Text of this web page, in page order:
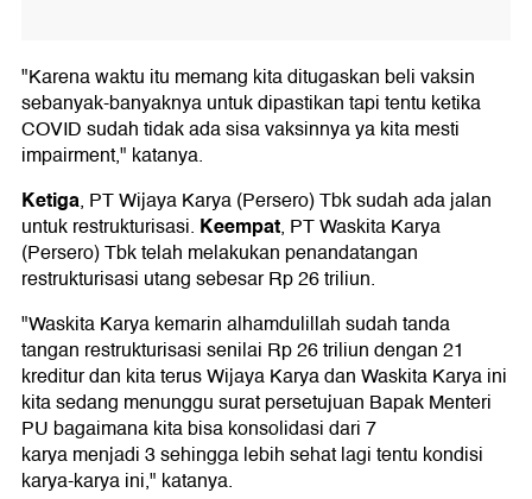
"Karena waktu itu memang kita ditugaskan beli vaksin
sebanyak-banyaknya untuk dipastikan tapi tentu ketika
COVID sudah tidak ada sisa vaksinnya ya kita mesti
impairment," katanya.
Ketiga, PT Wijaya Karya (Persero) Tbk sudah ada jalan
untuk restrukturisasi. Keempat, PT Waskita Karya
(Persero) Tbk telah melakukan penandatangan
restrukturisasi utang sebesar Rp 26 triliun.
"Waskita Karya kemarin alhamdulillah sudah tanda
tangan restrukturisasi senilai Rp 26 triliun dengan 21
kreditur dan kita terus Wijaya Karya dan Waskita Karya ini
kita sedang menunggu surat persetujuan Bapak Menteri
PU bagaimana kita bisa konsolidasi dari 7
karya menjadi 3 sehingga lebih sehat lagi tentu kondisi
karya-karya ini," katanya.